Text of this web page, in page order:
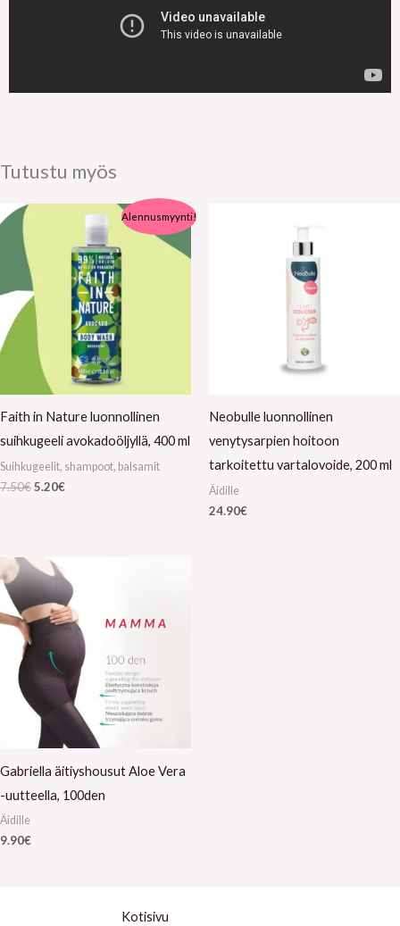
Tutustu myös
Alennusmyynti!
Faith in Nature luonnollinen
suihkugeeli avokadoöljyllä, 400 ml
Suihkugeelit, shampoot, balsamit
7.50€5.20€
hinta
5.20€.
Neobulle luonnollinen
venytysarpien hoitoon
tarkoitettu vartalovoide, 200 ml
Äidille
24.90€
Gabriella äitiyshousut Aloe Vera
-uutteella, 100den
Äidille
9.90€
Kotisivu